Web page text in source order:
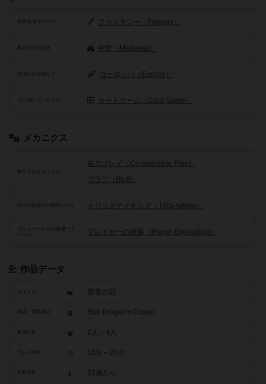
世界観/基本テーマ ファンタジー（Fantasy）
舞台の時代背景 中世（Medieval）
地域や文化圏など ヨーロッパ（Europe）
その他のコンセプト カードゲーム（Card Game）
メカニクス
頻出するメカニクス
協力プレイ（Co-operative Play）
ブラフ（Bluff）
トリックテイキング（Trick-taking）
プレイヤーの干渉/影響アク
プレイヤーの脱落（Player Elimination）
作品データ
タイトル 星竜の冠
Star Dragon's Crown
参加人数 2人～4人
15分～25分
12歳から